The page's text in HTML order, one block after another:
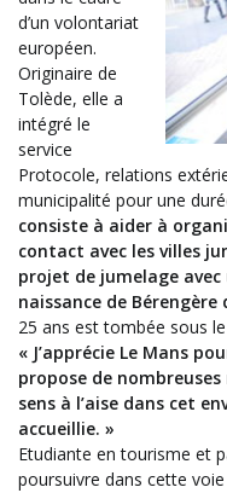
d’un volontariat
européen.
Originaire de
Tolède, elle a
intégré le
service
Protocole, relations
municipalité pour une
consiste à aider à
contact avec les villes
projet de jumelage
naissance de Bérengère
25 ans est tombée sous
« J’apprécie Le Mans
propose de
sens à l’aise dans cet
accueillie. »
Etudiante en tourisme et
poursuivre dans cette